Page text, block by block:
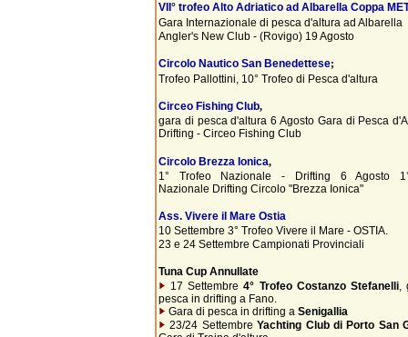
VII° trofeo Alto Adriatico ad Albarella Coppa
Gara Internazionale di pesca d'altura ad Albarella
Angler's New Club - (Rovigo) 19 Agosto
Circolo Nautico San Benedettese;
Trofeo Pallottini, 10° Trofeo di Pesca d'altura
Circeo Fishing Club,
gara di pesca d'altura 6 Agosto Gara di Pesca
Drifting - Circeo Fishing Club
Circolo Brezza Ionica,
1° Trofeo Nazionale - Drifting 6 Agosto
Nazionale Drifting Circolo "Brezza Ionica"
Ass. Vivere il Mare Ostia
10 Settembre 3° Trofeo Vivere il Mare - OSTIA.
23 e 24 Settembre Campionati Provinciali
Tuna Cup Annullate
17 Settembre4° Trofeo Costanzo Stefanelli,
pesca in drifting a Fano.
Gara di pesca in drifting a Senigallia
23/24 SettembreYachting Club di Porto San